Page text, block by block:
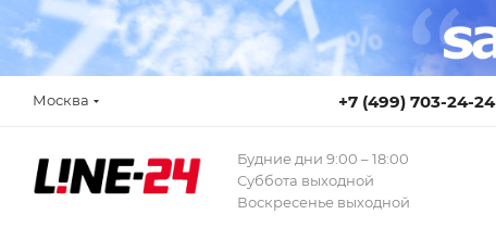
Москва +7 (499) 703-24-24
Будние дни 9:00 – 18:00
Суббота выходной
Воскресенье выходной